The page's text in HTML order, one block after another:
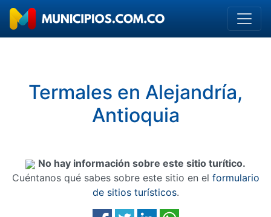
Termales en Alejandría,
Antioquia
No hay información sobre este sitio turítico.
Cuéntanos qué sabes sobre este sitio en el formulario
de sitios turísticos.